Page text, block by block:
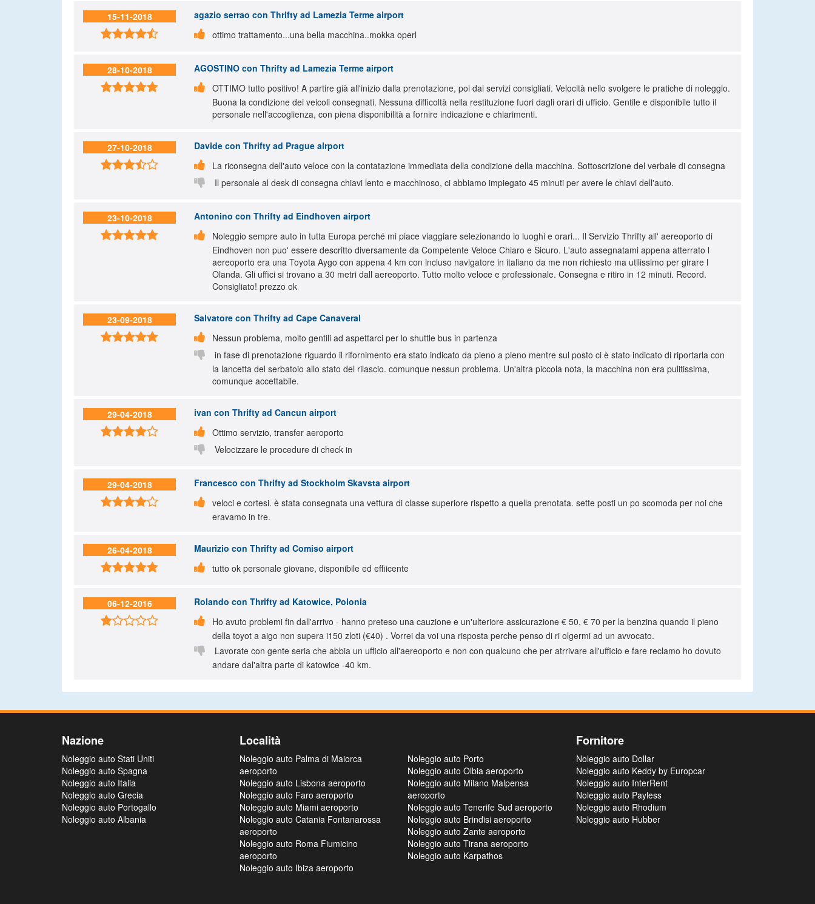
15-11-2018

agazio serrao con Thrifty ad Lamezia Terme airport

ottimo trattamento...una bella macchina..mokka operl
28-10-2018

AGOSTINO con Thrifty ad Lamezia Terme airport

OTTIMO tutto positivo! A partire già all'inizio dalla prenotazione, poi dai servizi consigliati. Velocità nello svolgere le pratiche di noleggio.
Buona la condizione dei veicoli consegnati. Nessuna difficoltà nella restituzione fuori dagli orari di ufficio. Gentile e disponibile tutto il
personale nell'accoglienza, con piena disponibilità a fornire indicazione e chiarimenti.
27-10-2018

Davide con Thrifty ad Prague airport

La riconsegna dell'auto veloce con la contatazione immediata della condizione della macchina. Sottoscrizione del verbale di consegna

Il personale al desk di consegna chiavi lento e macchinoso, ci abbiamo impiegato 45 minuti per avere le chiavi dell'auto.
23-10-2018

Antonino con Thrifty ad Eindhoven airport

Noleggio sempre auto in tutta Europa perché mi piace viaggiare selezionando io luoghi e orari... Il Servizio Thrifty all' aereoporto di
Eindhoven non puo' essere descritto diversamente da Competente Veloce Chiaro e Sicuro. L'auto assegnatami appena atterrato l
aereoporto era una Toyota Aygo con appena 4 km con incluso navigatore in italiano da me non richiesto ma utilissimo per girare l
Olanda. Gli uffici si trovano a 30 metri dall aereoporto. Tutto molto veloce e professionale. Consegna e ritiro in 12 minuti. Record.
Consigliato! prezzo ok
23-09-2018

Salvatore con Thrifty ad Cape Canaveral

Nessun problema, molto gentili ad aspettarci per lo shuttle bus in partenza

in fase di prenotazione riguardo il rifornimento era stato indicato da pieno a pieno mentre sul posto ci è stato indicato di riportarla con
la lancetta del serbatoio allo stato del rilascio. comunque nessun problema. Un'altra piccola nota, la macchina non era pulitissima,
comunque accettabile.
29-04-2018

ivan con Thrifty ad Cancun airport

Ottimo servizio, transfer aeroporto

Velocizzare le procedure di check in
29-04-2018

Francesco con Thrifty ad Stockholm Skavsta airport

veloci e cortesi. è stata consegnata una vettura di classe superiore rispetto a quella prenotata. sette posti un po scomoda per noi che
eravamo in tre.
26-04-2018

Maurizio con Thrifty ad Comiso airport

tutto ok personale giovane, disponibile ed effiicente
06-12-2016

Rolando con Thrifty ad Katowice, Polonia

Ho avuto problemi fin dall'arrivo - hanno preteso una cauzione e un'ulteriore assicurazione € 50, € 70 per la benzina quando il pieno
della toyot a aigo non supera i150 zloti (€40) . Vorrei da voi una risposta perche penso di ri olgermi ad un avvocato.

Lavorate con gente seria che abbia un ufficio all'aereoporto e non con qualcuno che per atrrivare all'ufficio e fare reclamo ho dovuto
andare dal'altra parte di katowice -40 km.
Nazione
Noleggio auto Stati Uniti
Noleggio auto Spagna
Noleggio auto Italia
Noleggio auto Grecia
Noleggio auto Portogallo
Noleggio auto Albania
Località
Noleggio auto Palma di Maiorca
aeroporto
Noleggio auto Lisbona aeroporto
Noleggio auto Faro aeroporto
Noleggio auto Miami aeroporto
Noleggio auto Catania Fontanarossa
aeroporto
Noleggio auto Roma Fiumicino
aeroporto
Noleggio auto Ibiza aeroporto
Noleggio auto Porto
Noleggio auto Olbia aeroporto
Noleggio auto Milano Malpensa
aeroporto
Noleggio auto Tenerife Sud aeroporto
Noleggio auto Brindisi aeroporto
Noleggio auto Zante aeroporto
Noleggio auto Tirana aeroporto
Noleggio auto Karpathos
Fornitore
Noleggio auto Dollar
Noleggio auto Keddy by Europcar
Noleggio auto InterRent
Noleggio auto Payless
Noleggio auto Rhodium
Noleggio auto Hubber